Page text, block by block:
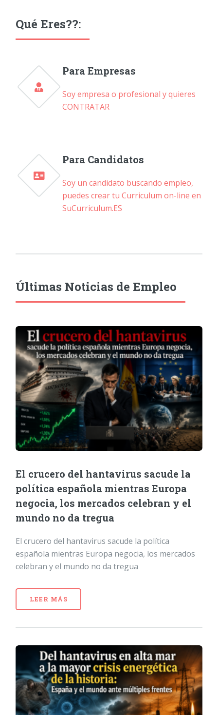
Qué Eres??:
Para Empresas
Soy empresa o profesional y quieres
CONTRATAR
Para Candidatos
Soy un candidato buscando empleo,
puedes crear tu Curriculum on-line en
SuCurriculum.ES
Últimas Noticias de Empleo
El crucero del hantavirus sacude la
política española mientras Europa
negocia, los mercados celebran y el
mundo no da tregua
El crucero del hantavirus sacude la política
española mientras Europa negocia, los mercados
celebran y el mundo no da tregua
LEER MÁS